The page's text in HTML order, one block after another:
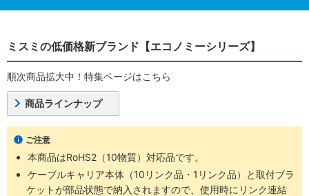
ミスミの低価格新ブランド【エコノミーシリーズ】
順次商品拡大中！特集ページはこちら
商品ラインナップ
ご注意
本商品はRoHS2（10物質）対応品です。
ケーブルキャリア本体（10リンク品・1リンク品）と取付ブラ
ケットが部品状態で納入されますので、使用時にリンク連結